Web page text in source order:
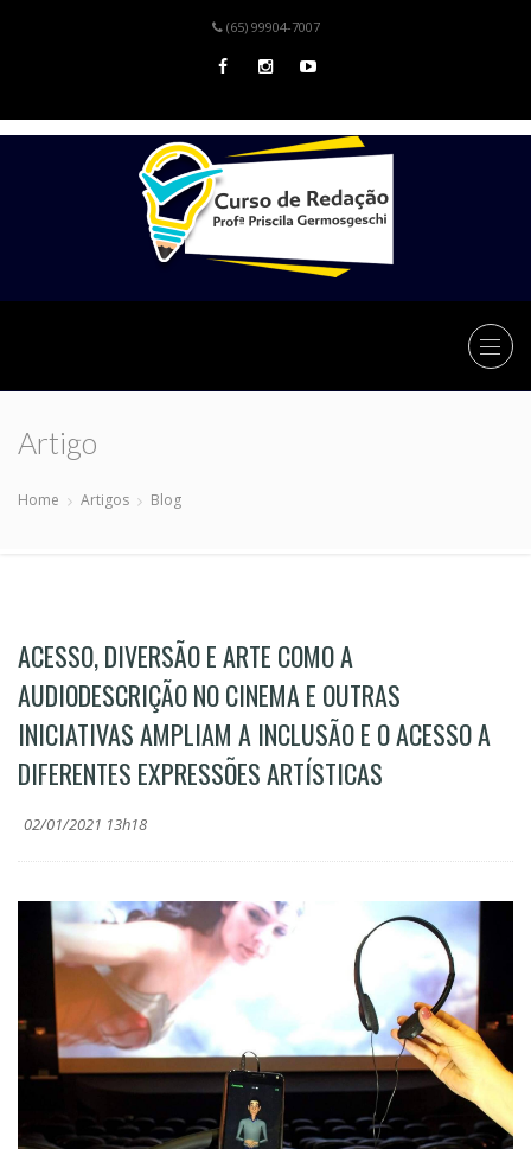
(65) 99904-7007
Artigo
Home Artigos Blog
ACESSO, DIVERSÃO E ARTE COMO A
AUDIODESCRIÇÃO NO CINEMA E OUTRAS
INICIATIVAS AMPLIAM A INCLUSÃO E O ACESSO A
DIFERENTES EXPRESSÕES ARTÍSTICAS
02/01/2021 13h18